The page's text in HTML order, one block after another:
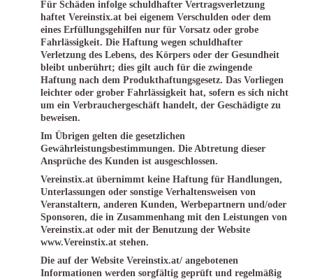
Für Schäden infolge schuldhafter Vertragsverletzung
haftet Vereinstix.at bei eigenem Verschulden oder dem
eines Erfüllungsgehilfen nur für Vorsatz oder grobe
Fahrlässigkeit. Die Haftung wegen schuldhafter
Verletzung des Lebens, des Körpers oder der Gesundheit
bleibt unberührt; dies gilt auch für die zwingende
Haftung nach dem Produkthaftungsgesetz. Das Vorliegen
leichter oder grober Fahrlässigkeit hat, sofern es sich nicht
um ein Verbrauchergeschäft handelt, der Geschädigte zu
beweisen.
Im Übrigen gelten die gesetzlichen
Gewährleistungsbestimmungen. Die Abtretung dieser
Ansprüche des Kunden ist ausgeschlossen.
Vereinstix.at übernimmt keine Haftung für Handlungen,
Unterlassungen oder sonstige Verhaltensweisen von
Veranstaltern, anderen Kunden, Werbepartnern und/oder
Sponsoren, die in Zusammenhang mit den Leistungen von
Vereinstix.at oder mit der Benutzung der Website
www.Vereinstix.at stehen.
Die auf der Website Vereinstix.at/ angebotenen
Informationen werden sorgfältig geprüft und regelmäßig